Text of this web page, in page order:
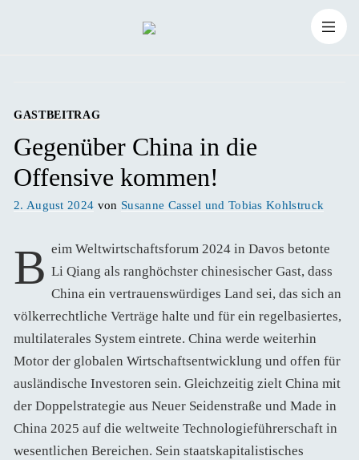
springen
GASTBEITRAG
Gegenüber China in die
Offensive kommen!
Veröffentlicht
2. August 2024 von Susanne Cassel und Tobias Kohlstruck
Beim Weltwirtschaftsforum 2024 in Davos betonte Li Qiang als ranghöchster chinesischer Gast, dass
China ein vertrauenswürdiges Land sei, das sich an
völkerrechtliche Verträge halte und für ein regelbasiertes,
multilaterales System eintrete. China werde weiterhin
Motor der globalen Wirtschaftsentwicklung und offen für
ausländische Investoren sein. Gleichzeitig zielt China mit
der Doppelstrategie aus Neuer Seidenstraße und Made in
China 2025 auf die weltweite Technologieführerschaft in
wesentlichen Bereichen. Sein staatskapitalistisches